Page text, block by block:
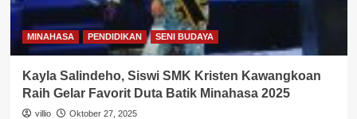
MINAHASA PENDIDIKAN SENI BUDAYA
Kayla Salindeho, Siswi SMK Kristen Kawangkoan
Raih Gelar Favorit Duta Batik Minahasa 2025
villio Oktober 27, 2025